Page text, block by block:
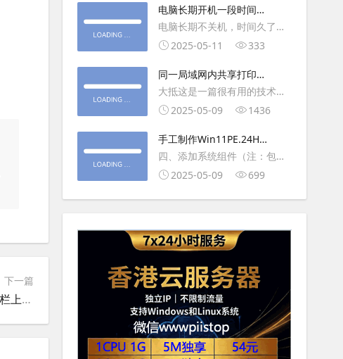
下一篇
最新的WIN11.26H2通过脚本隐藏或移除在任务栏上搜索框方法
大利
操作虚拟主机，鼠标会非常
钝，这是因为虚拟机没有鼠标
驱动，通过安装vmwaretool后
就可以解决此问
电脑长期开机一段时间就
卡顿怎么处理
电脑长期不关机，时间久了就
会一直卡，CPU和内存都没占
久，打开任务管理器5秒钟。一
般重启下电脑就可以了或重启
下资源管理器(explorer.exe进
程).
2025-05-11 333
同一局域网内共享打印机
的连接及相关问题解决方
法
大抵这是一篇很有用的技术教
程文章吧！涉及的内容普遍而
不自觉地点赞收藏吧~包含内容
有：共享前的准备工作在设置
打印机共享之前，你得先确保
两台电脑
2025-05-09 1436
手工制作Win11PE.24H2
LTSC2024详细教程2
四、添加系统组件（注：包含
DWM、BitLocker解锁、MMC
第5卷提取以下文件到BOOT文
件夹：;DWM桌面窗口管理器
2025-05-09 699